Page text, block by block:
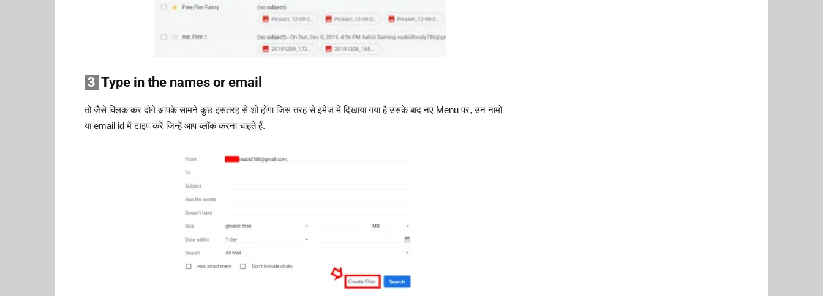
3 Type in the names or email
तो जैसे क्लिक कर दोगे आपके सामने कुछ इसतरह से शो होगा जिस तरह से इमेज में दिखाया गया है उसके बाद नए Menu पर, उन नामों
या email id में टाइप करें जिन्हें आप ब्लॉक करना चाहते हैं.